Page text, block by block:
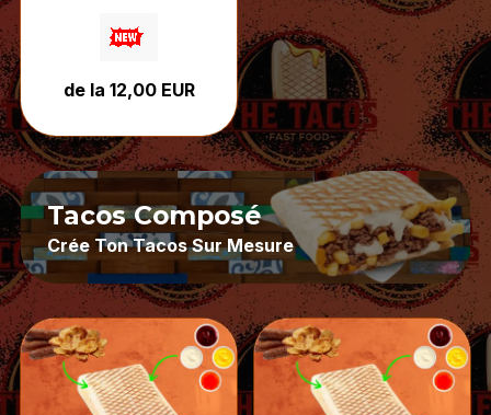
sauce fromagère et de
votre sauce au choix.
bien chargée, créée
de viande.
de la 12,00 EUR
Tacos Composé
Crée Ton Tacos Sur Mesure